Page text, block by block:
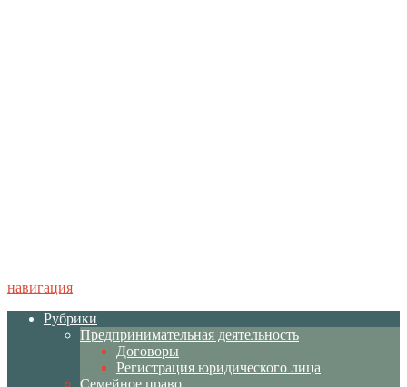
навигация
Рубрики
Предпринимательная деятельность
Договоры
Регистрация юридического лица
Семейное право